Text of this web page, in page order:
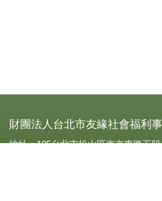
財團法人台北市友緣社會福利
地址：105台北市松山區南京東路五